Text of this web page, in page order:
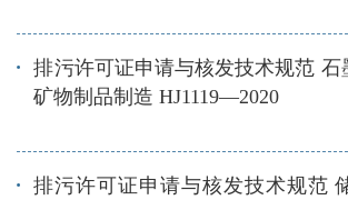
排污许可证申请与核发技术规范 石
矿物制品制造 HJ1119—2020
排污许可证申请与核发技术规范